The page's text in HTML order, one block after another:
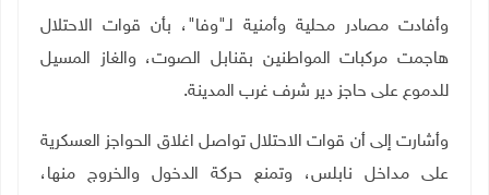
وأفادت مصادر محلية وأمنية لـ"وفا"، بأن قوات الاحتلال
هاجمت مركبات المواطنين بقنابل الصوت، والغاز المسيل
للدموع على حاجز دير شرف غرب المدينة.
وأشارت إلى أن قوات الاحتلال تواصل اغلاق الحواجز العسكرية
على مداخل نابلس، وتمنع حركة الدخول والخروج منها،